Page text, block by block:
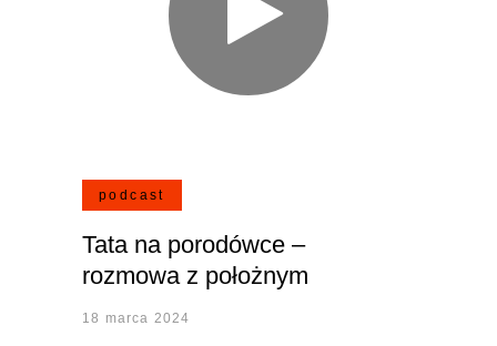
podcast
Tata na porodówce –
rozmowa z położnym
18 marca 2024